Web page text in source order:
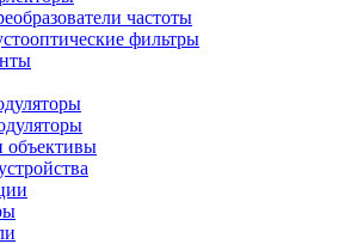
частоты
фильтры
объективы